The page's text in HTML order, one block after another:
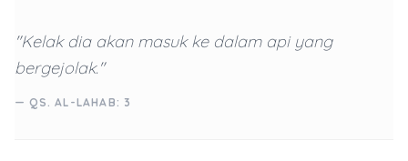
"Kelak dia akan masuk ke dalam api yang
bergejolak."
— QS. AL-LAHAB: 3